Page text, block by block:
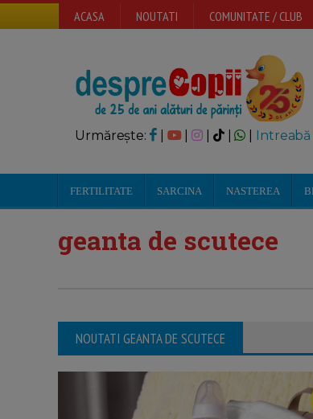
ACASA NOUTATI COMUNITATE / CLUB
Urmărește: | | Intreabă
FERTILITATE SARCINA NASTEREA
geanta de scutece
NOUTATI GEANTA DE SCUTECE